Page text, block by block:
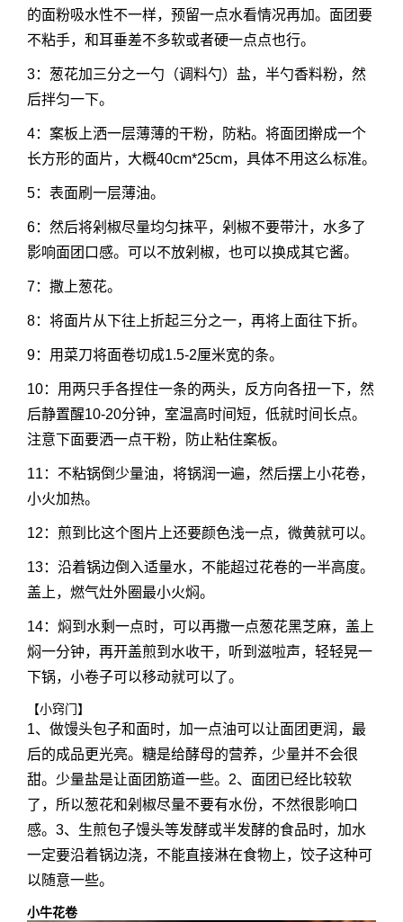
的面粉吸水性不一样，预留一点水看情况再加。面团要
不粘手，和耳垂差不多软或者硬一点点也行。
3：葱花加三分之一勺（调料勺）盐，半勺香料粉，然
后拌匀一下。
4：案板上洒一层薄薄的干粉，防粘。将面团擀成一个
长方形的面片，大概40cm*25cm，具体不用这么标准。
5：表面刷一层薄油。
6：然后将剁椒尽量均匀抹平，剁椒不要带汁，水多了
影响面团口感。可以不放剁椒，也可以换成其它酱。
7：撒上葱花。
8：将面片从下往上折起三分之一，再将上面往下折。
9：用菜刀将面卷切成1.5-2厘米宽的条。
10：用两只手各捏住一条的两头，反方向各扭一下，然
后静置醒10-20分钟，室温高时间短，低就时间长点。
注意下面要洒一点干粉，防止粘住案板。
11：不粘锅倒少量油，将锅润一遍，然后摆上小花卷，
小火加热。
12：煎到比这个图片上还要颜色浅一点，微黄就可以。
13：沿着锅边倒入适量水，不能超过花卷的一半高度。
盖上，燃气灶外圈最小火焖。
14：焖到水剩一点时，可以再撒一点葱花黑芝麻，盖上
焖一分钟，再开盖煎到水收干，听到滋啦声，轻轻晃一
下锅，小卷子可以移动就可以了。
【小窍门】
1、做馒头包子和面时，加一点油可以让面团更润，最
后的成品更光亮。糖是给酵母的营养，少量并不会很
甜。少量盐是让面团筋道一些。2、面团已经比较软
了，所以葱花和剁椒尽量不要有水份，不然很影响口
感。3、生煎包子馒头等发酵或半发酵的食品时，加水
一定要沿着锅边浇，不能直接淋在食物上，饺子这种可
以随意一些。
小牛花卷